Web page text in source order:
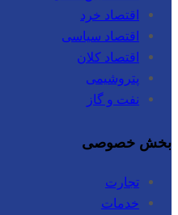
اقتصاد خرد
اقتصاد سیاسی
اقتصاد کلان
پتروشیمی
نفت و گاز
بخش خصوصی
تجارت
خدمات